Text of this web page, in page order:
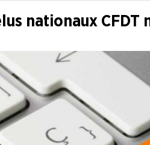
nationaux CFDT